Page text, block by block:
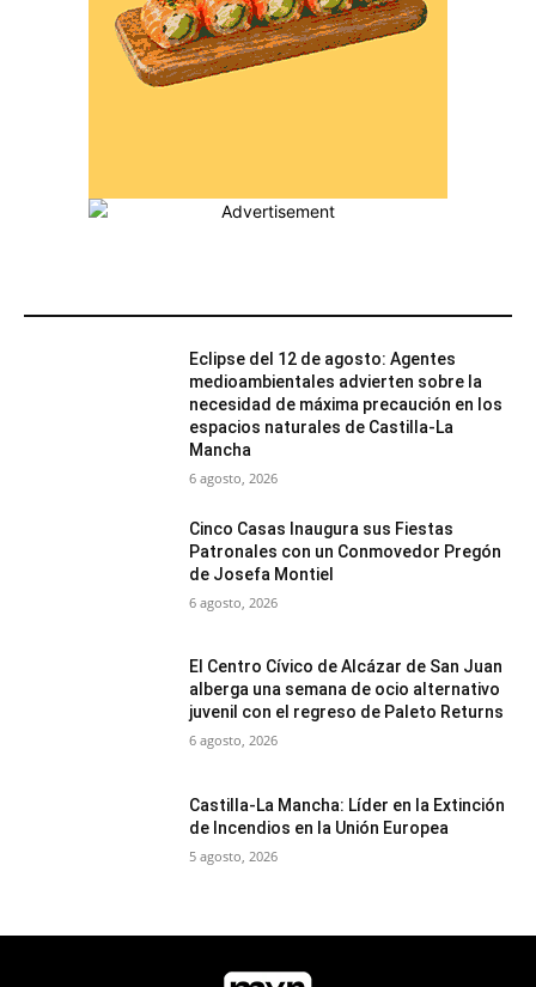
Eclipse del 12 de agosto: Agentes
medioambientales advierten sobre la
necesidad de máxima precaución en los
espacios naturales de Castilla-La
Mancha
6 agosto, 2026
Cinco Casas Inaugura sus Fiestas
Patronales con un Conmovedor Pregón
de Josefa Montiel
6 agosto, 2026
El Centro Cívico de Alcázar de San Juan
alberga una semana de ocio alternativo
juvenil con el regreso de Paleto Returns
6 agosto, 2026
Castilla-La Mancha: Líder en la Extinción
de Incendios en la Unión Europea
5 agosto, 2026